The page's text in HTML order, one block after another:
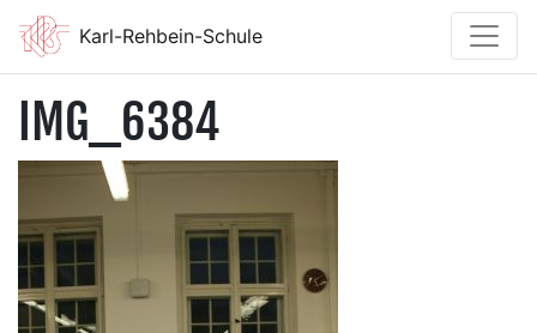
Karl-Rehbein-Schule
IMG_6384